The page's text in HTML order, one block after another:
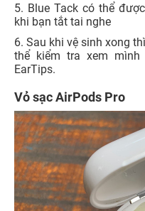
5. Blue Tack có thể
khi bạn tắt tai nghe
6. Sau khi vệ sinh xong
thể kiểm tra xem
EarTips.
Vỏ sạc AirPods Pro